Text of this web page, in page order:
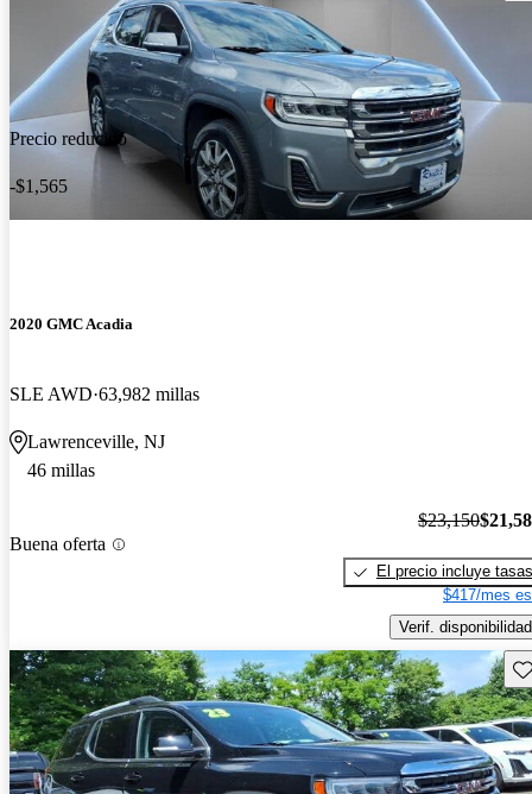
Precio reducido
-$1,565
2020 GMC Acadia
SLE AWD 63,982 millas
Lawrenceville, NJ
46 millas
Buena oferta
$23,150
El precio incluye tasas
$417/mes
Verif. disponibilidad